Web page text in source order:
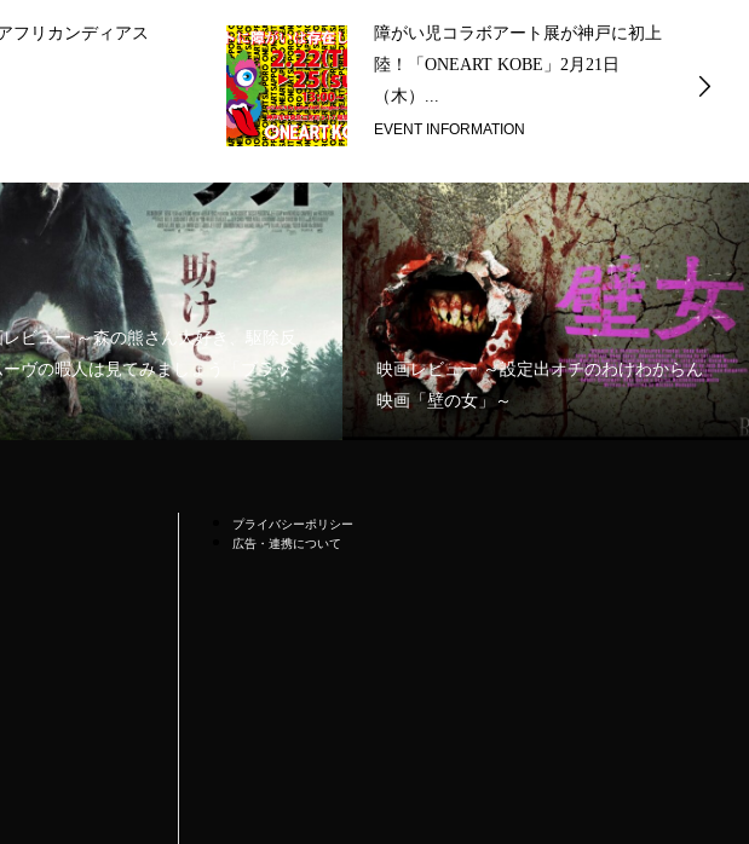
フリカンディアス
障がい児コラボアート展が神戸に初上
陸！「ONEART KOBE」2月21日
（木）...
EVENT INFORMATION
ビュー ～森の熊さん大好き、駆除反
ーヴの暇人は見てみましょう「ブラッ
映画レビュー ～設定出オチのわけわからん
映画「壁の女」～
プライバシーポリシー
広告・連携について